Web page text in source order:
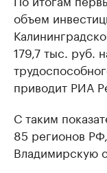
объем
179,7 тыс. руб.
приводит РИА
С таким
85 регионов
Владимирскую